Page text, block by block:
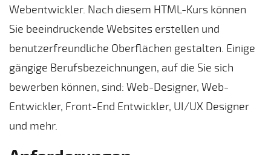
Webentwickler. Nach diesem HTML-Kurs können
Sie beeindruckende Websites erstellen und
benutzerfreundliche Oberflächen gestalten. Einige
gängige Berufsbezeichnungen, auf die Sie sich
bewerben können, sind: Web-Designer, Web-
Entwickler, Front-End Entwickler, UI/UX Designer
und mehr.